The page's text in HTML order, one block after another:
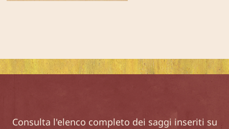
Consulta l'elenco completo dei saggi inseriti su